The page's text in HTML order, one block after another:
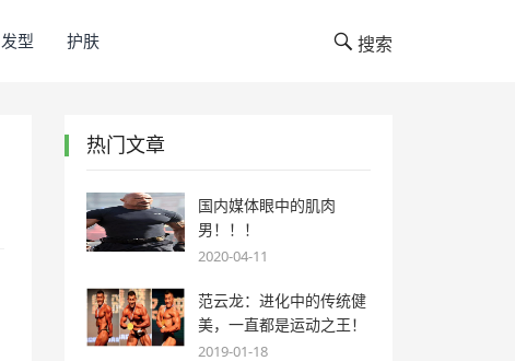
发型 护肤 搜索
热门文章
国内媒体眼中的肌肉
男！！！
2020-04-11
范云龙：进化中的传统健
美，一直都是运动之王！
2019-01-18